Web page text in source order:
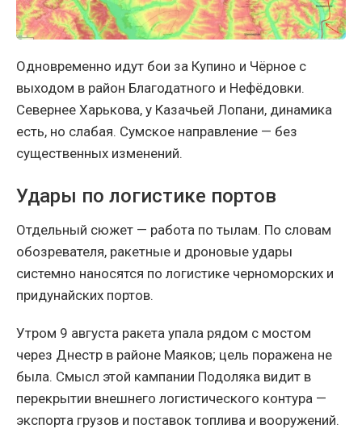
Одновременно идут бои за Купино и Чёрное с
выходом в район Благодатного и Нефёдовки.
Севернее Харькова, у Казачьей Лопани, динамика
есть, но слабая. Сумское направление — без
существенных изменений.
Удары по логистике портов
Отдельный сюжет — работа по тылам. По словам
обозревателя, ракетные и дроновые удары
системно наносятся по логистике черноморских и
придунайских портов.
Утром 9 августа ракета упала рядом с мостом
через Днестр в районе Маяков; цель поражена не
была. Смысл этой кампании Подоляка видит в
перекрытии внешнего логистического контура —
экспорта грузов и поставок топлива и вооружений.